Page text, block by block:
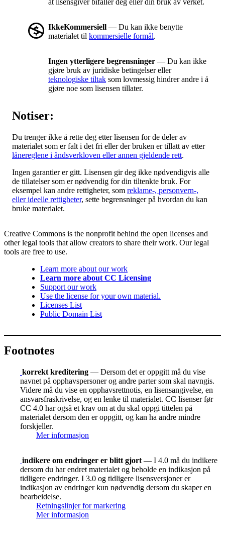
at lisensgiver bifaller deg eller din bruk av verket.
IkkeKommersiell — Du kan ikke benytte
materialet til kommersielle formål.
Ingen ytterligere begrensninger — Du kan ikke
gjøre bruk av juridiske betingelser eller
teknologiske tiltak som lovmessig hindrer andre i å
gjøre noe som lisensen tillater.
Notiser:
Du trenger ikke å rette deg etter lisensen for de deler av
materialet som er falt i det fri eller der bruken er tillatt av etter
lånereglene i åndsverkloven eller annen gjeldende rett.
Ingen garantier er gitt. Lisensen gir deg ikke nødvendigvis alle
de tillatelser som er nødvendig for din tiltenkte bruk. For
eksempel kan andre rettigheter, som reklame-, personvern-,
eller ideelle rettigheter, sette begrensninger på hvordan du kan
bruke materialet.
Creative Commons is the nonprofit behind the open licenses and
other legal tools that allow creators to share their work. Our legal
tools are free to use.
Learn more about our work
Learn more about CC Licensing
Support our work
Use the license for your own material.
Licenses List
Public Domain List
Footnotes
korrekt kreditering — Dersom det er oppgitt må du vise
navnet på opphavspersoner og andre parter som skal navngis.
Videre må du vise en opphavsrettnotis, en lisensangivelse, en
ansvarsfraskrivelse, og en lenke til materialet. CC lisenser før
CC 4.0 har også et krav om at du skal oppgi tittelen på
materialet dersom den er oppgitt, og kan ha andre mindre
forskjeller.
Mer informasjon
indikere om endringer er blitt gjort — I 4.0 må du indikere
dersom du har endret materialet og beholde en indikasjon på
tidligere endringer. I 3.0 og tidligere lisensversjoner er
indikasjon av endringer kun nødvendig dersom du skaper en
bearbeidelse.
Retningslinjer for markering
Mer informasjon